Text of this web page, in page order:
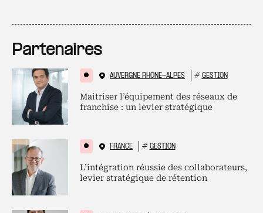
Partenaires
AUVERGNE RHÔNE-ALPES # GESTION
Maitriser l’équipement des réseaux de
franchise : un levier stratégique
FRANCE # GESTION
L’intégration réussie des collaborateurs,
levier stratégique de rétention